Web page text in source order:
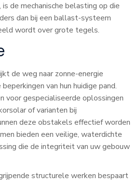
de mechanische belasting op die
dan bij een ballast-systeem
wordt over grote tegels.
de weg naar zonne-energie
van hun huidige pand.
voor gespecialiseerde oplossingen
of varianten bij
deze obstakels effectief worden
bieden een veilige, waterdichte
die de integriteit van uw gebouw
structurele werken bespaart